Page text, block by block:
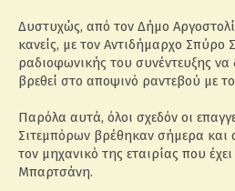
Δυστυχώς, από τον Δήμο
κανείς, με τον Αντιδήμαρχο
ραδιοφωνικής του συνέντευξης να
βρεθεί στο αποψινό ραντεβού με
Παρόλα αυτά, όλοι σχεδόν οι
Σιτεμπόρων βρέθηκαν σήμερα και
τον μηχανικό της εταιρίας που
Μπαρτσάνη.